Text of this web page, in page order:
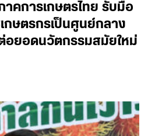
าคการเกษตรไทย รับมือ
กษตรกรเป็นศูนย์กลาง
อยอดนวัตกรรมสมัยใหม่